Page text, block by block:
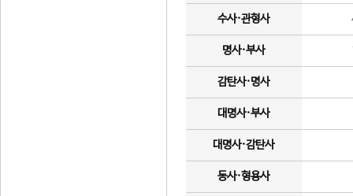
수사·관형사
명사·부사
감탄사·명사
대명사·부사
대명사·감탄사
동사·형용사